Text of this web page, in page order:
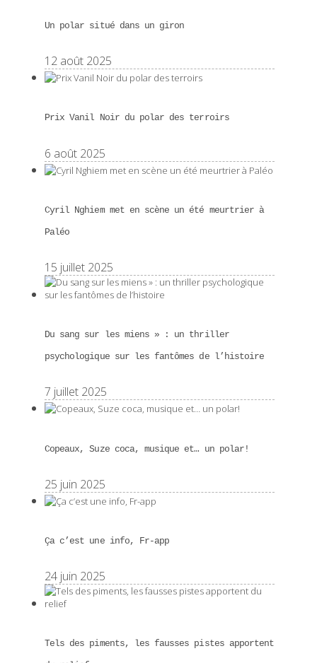
Un polar situé dans un giron
12 août 2025
Prix Vanil Noir du polar des terroirs
6 août 2025
Cyril Nghiem met en scène un été meurtrier à
Paléo
15 juillet 2025
Du sang sur les miens » : un thriller
psychologique sur les fantômes de l’histoire
7 juillet 2025
Copeaux, Suze coca, musique et… un polar!
25 juin 2025
Ça c’est une info, Fr-app
24 juin 2025
Tels des piments, les fausses pistes apportent